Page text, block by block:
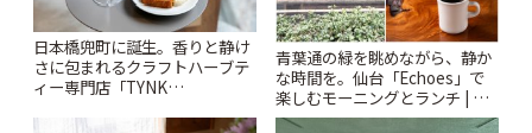
日本橋兜町に誕生。香りと静け
さに包まれるクラフトハーブテ
ィー専門店「TYNK
青葉通の緑を眺めながら、静か
な時間を。仙台「Echoes」で
楽しむモーニングとランチ | こ
とりっぷ